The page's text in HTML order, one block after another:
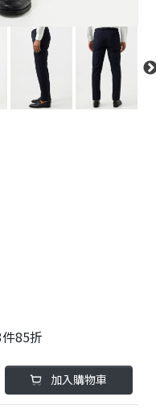
85折
加入購物車